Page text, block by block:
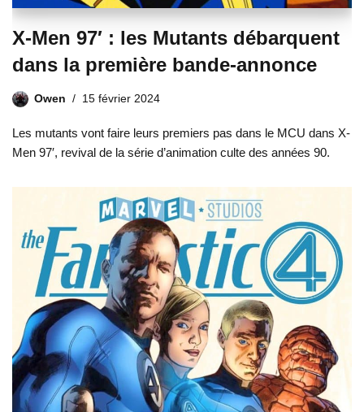
X-Men 97′ : les Mutants débarquent
dans la première bande-annonce
Owen 15 février 2024
Les mutants vont faire leurs premiers pas dans le MCU dans X-
Men 97′, revival de la série d’animation culte des années 90.